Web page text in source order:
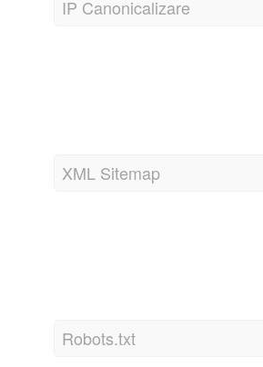
IP Canonicalizare
XML Sitemap
Robots.txt